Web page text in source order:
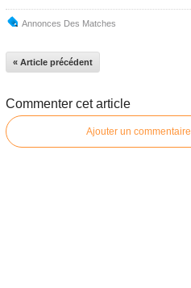
Annonces Des Matches
« Article précédent
Commenter cet article
Ajouter un commentaire